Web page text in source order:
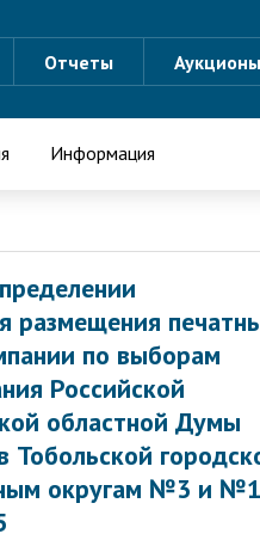
Отчеты Аукционы
Информация
размещения
по выборам
Российской
областной Думы
Тобольской
округам №3 и